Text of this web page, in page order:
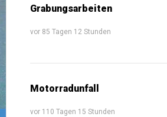
Grabungsarbeiten
vor 85 Tagen 12 Stunden
Motorradunfall
vor 110 Tagen 15 Stunden